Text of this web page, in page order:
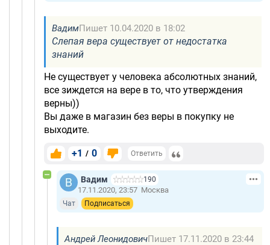
ВадимПишет 10.04.2020 в 18:02
Слепая вера существует от недостатка
знаний
Не существует у человека абсолютных знаний,
все зиждется на вере в то, что утверждения
верны))
Вы даже в магазин без веры в покупку не
выходите.
+1 / 0 Ответить
Вадим 190
17.11.2020, 23:57 Москва
Чат Подписаться
Андрей ЛеонидовичПишет 17.11.2020 в 23:44